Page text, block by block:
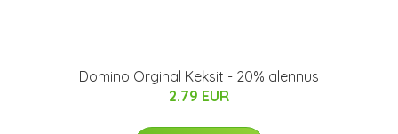
Domino Orginal Keksit - 20% alennus
2.79 EUR